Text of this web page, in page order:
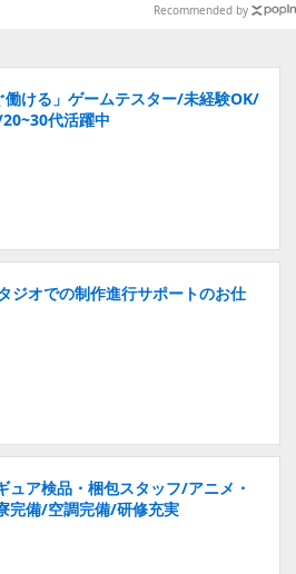
Recommended by
働ける」ゲームテスター/未経験OK/
代活躍中
ジオでの制作進行サポートのお仕
ュア検品・梱包スタッフ/アニメ・
完備/空調完備/研修充実